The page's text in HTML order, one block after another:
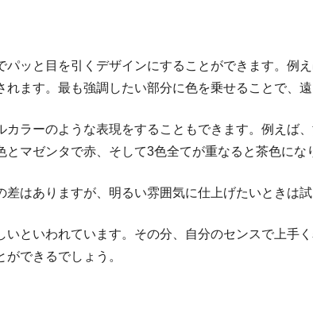
ッと目を引くデザインにすることができます。例
ます。最も強調したい部分に色を乗せることで、
カラーのような表現をすることもできます。例えば
マゼンタで赤、そして3色全てが重なると茶色にな
はありますが、明るい雰囲気に仕上げたいときは
といわれています。その分、自分のセンスで上手
できるでしょう。